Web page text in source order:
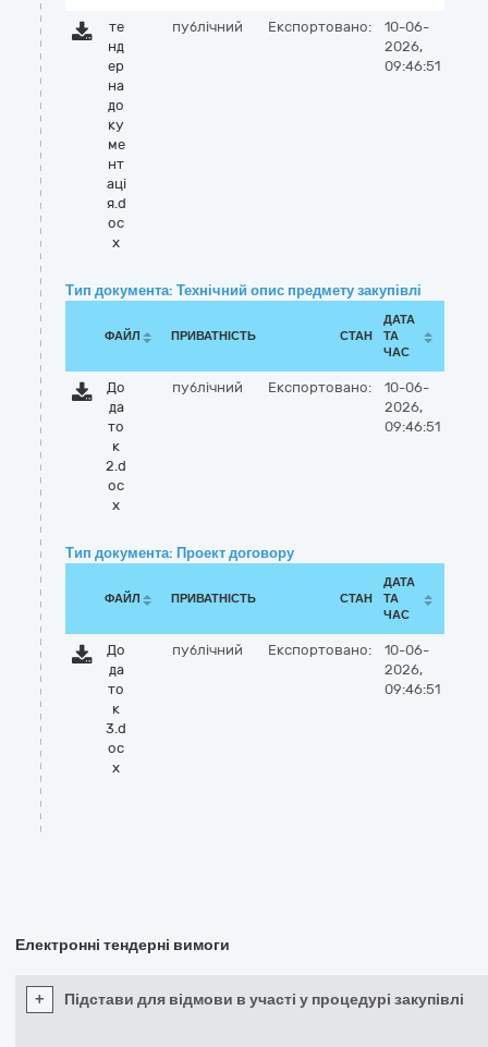
те
нд
ер
на
до
ку
ме
нт
аці
я.d
oc
x
публічний Експортовано:
10-06-
2026,
09:46:51
Тип документа: Технічний опис предмету закупівлі
ФАЙЛ ПРИВАТНІСТЬ СТАН
ДАТА
ТА
ЧАС
До
да
то
к
2.d
oc
x
публічний Експортовано:
10-06-
2026,
09:46:51
Тип документа: Проект договору
ФАЙЛ ПРИВАТНІСТЬ СТАН
ДАТА
ТА
ЧАС
До
да
то
к
3.d
oc
x
публічний Експортовано:
10-06-
2026,
09:46:51
Електронні тендерні вимоги
+ Підстави для відмови в участі у процедурі закупівлі